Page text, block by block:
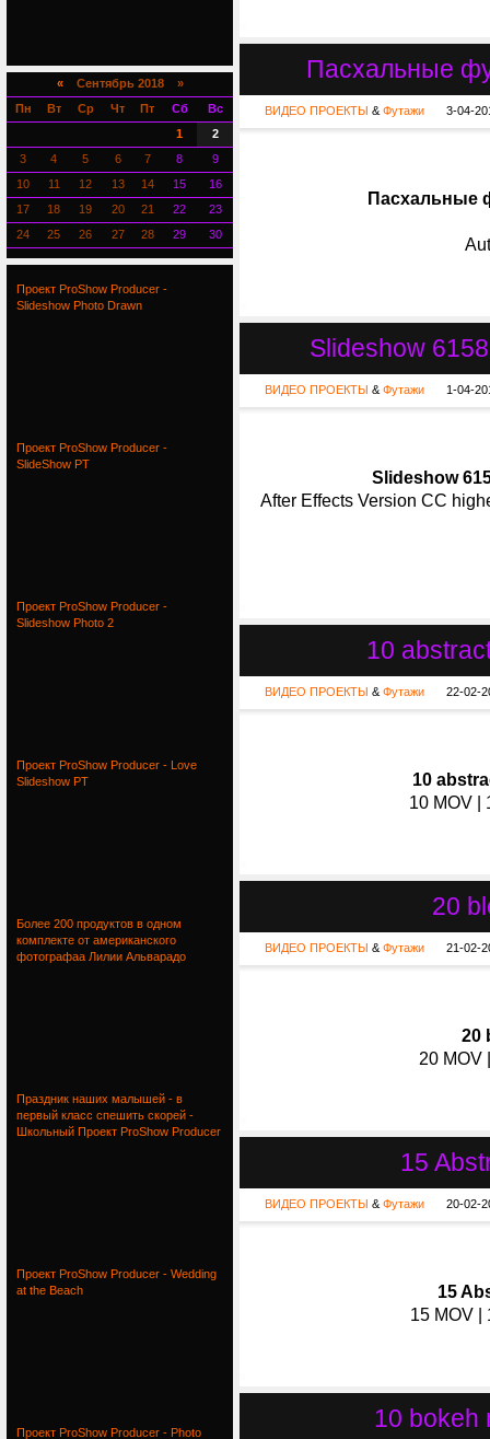
Пасхальные
ВИДЕО ПРОЕКТЫ & Футажи 3-04-
Пасхальные
Slideshow
ВИДЕО ПРОЕКТЫ & Футажи 1-04-
Slideshow
After Effects Version CC
10
ВИДЕО ПРОЕКТЫ & Футажи 22-02-
10
10 MOV |
20
ВИДЕО ПРОЕКТЫ & Футажи 21-02-
20
20 MOV
15
ВИДЕО ПРОЕКТЫ & Футажи 20-02-
15
15 MOV |
10 bokeh
«Сентябрь 2018 »
Пн
Вт Ср Чт Пт Сб
Вс
1
2
3
4 5 6 7 8
9
10
11 12 13 14 15
16
17
18 19 20 21 22
23
24
25 26 27 28 29 30
Проект ProShow Producer -
Slideshow Photo Drawn
Проект ProShow Producer -
SlideShow PT
Проект ProShow Producer -
Slideshow Photo 2
Проект ProShow Producer - Love
Slideshow PT
Более 200 продуктов в одном
комплекте от американского
фотографаа Лилии Альварадо
Праздник наших малышей - в
первый класс спешить скорей -
Школьный Проект ProShow Producer
Проект ProShow Producer - Wedding
at the Beach
Проект ProShow Producer - Photo